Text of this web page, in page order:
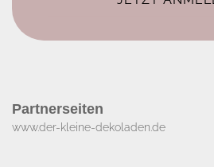
Partnerseiten
www.der-kleine-dekoladen.de​